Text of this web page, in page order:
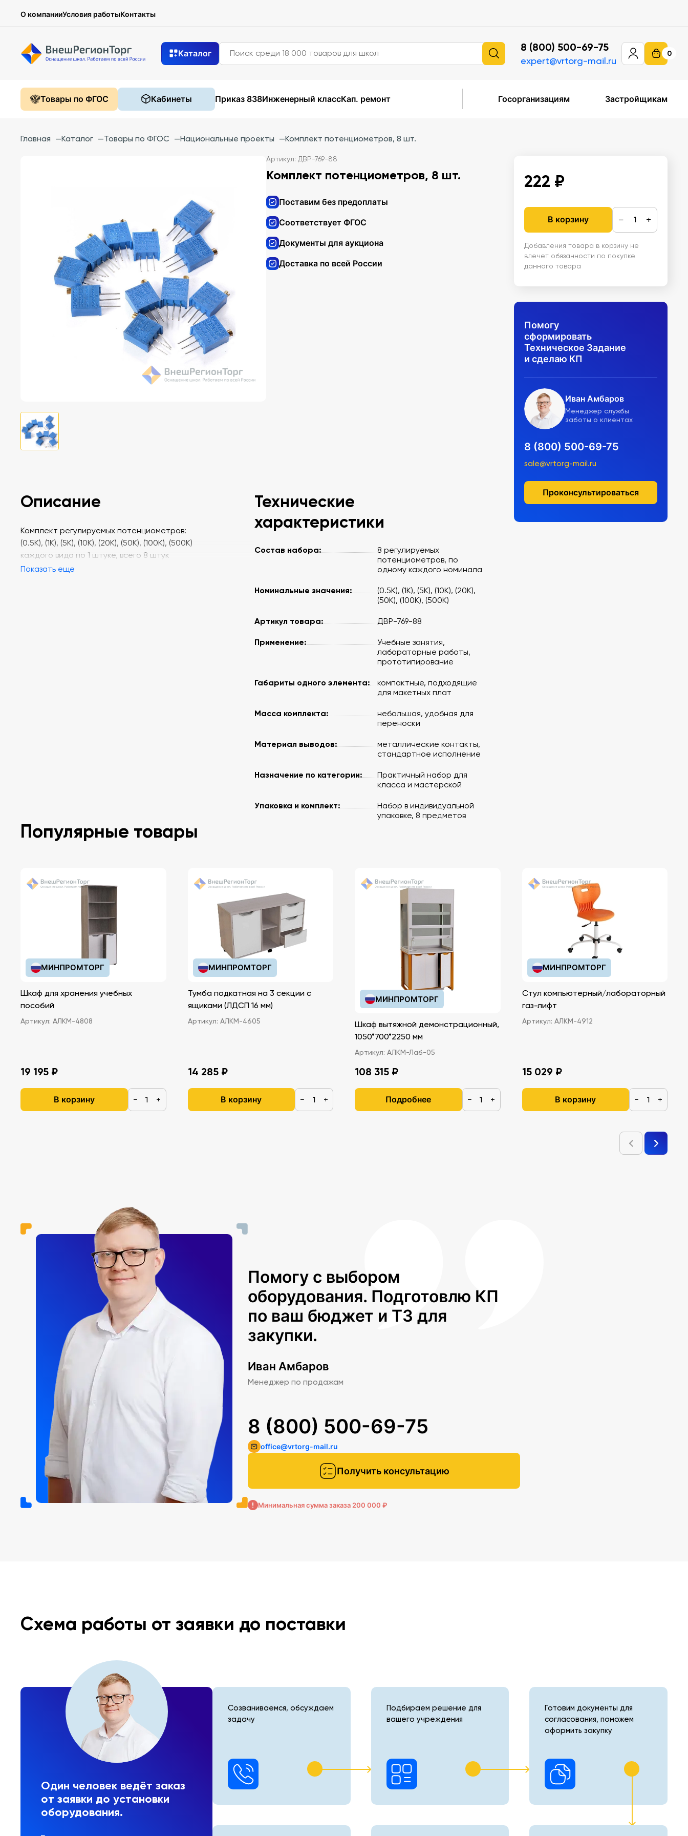
О компанииУсловия работыКонтакты
Каталог 8 (800) 500-69-75
expert@vrtorg-mail.ru
0
Товары по ФГОС Кабинеты Приказ 838Инженерный классКап. ремонт Госорганизациям Застройщикам
Главная —Каталог —Товары по ФГОС —Национальные проекты —Комплект потенциометров, 8 шт.
Артикул: ДВР-769-88
Комплект потенциометров, 8 шт.
Поставим без предоплаты
Соответствует ФГОС
Документы для аукциона
Доставка по всей России
222 ₽
В корзину − +
Добавления товара в корзину не
влечет обязанности по покупке
данного товара
Помогу
сформировать
Техническое Задание
и сделаю КП
Иван Амбаров
Менеджер службы
заботы о клиентах
8 (800) 500-69-75
sale@vrtorg-mail.ru
Проконсультироваться
Описание
Комплект регулируемых потенциометров:
(0.5К), (1K), (5K), (10K), (20K), (50K), (100K), (500K)
каждого вида по 1 штуке, всего 8 штук
Показать еще
Технические
характеристики
Состав набора:
8 регулируемых
потенциометров, по
одному каждого номинала
Номинальные значения:
(0.5K), (1K), (5K), (10K), (20K),
(50K), (100K), (500K)
Артикул товара: ДВР-769-88
Применение:
Учебные занятия,
лабораторные работы,
прототипирование
Габариты одного элемента:
компактные, подходящие
для макетных плат
Масса комплекта:
небольшая, удобная для
переноски
Материал выводов:
металлические контакты,
стандартное исполнение
Назначение по категории:
Практичный набор для
класса и мастерской
Упаковка и комплект:
Набор в индивидуальной
упаковке, 8 предметов
Популярные товары
МИНПРОМТОРГ
Шкаф для хранения учебных
пособий
Артикул: АЛКМ-4808
19 195 ₽
В корзину − +
МИНПРОМТОРГ
Тумба подкатная на 3 секции с
ящиками (ЛДСП 16 мм)
Артикул: АЛКМ-4605
14 285 ₽
В корзину − +
МИНПРОМТОРГ
Шкаф вытяжной демонстрационный,
1050*700*2250 мм
Артикул: АЛКМ-Лаб-05
108 315 ₽
Подробнее − +
МИНПРОМТОРГ
Стул компьютерный/лабораторный
газ-лифт
Артикул: АЛКМ-4912
15 029 ₽
В корзину − +
Помогу с выбором
оборудования. Подготовлю КП
по ваш бюджет и ТЗ для
закупки.
Иван Амбаров
Менеджер по продажам
Получить консультацию
8 (800) 500-69-75
office@vrtorg-mail.ru
Минимальная сумма заказа 200 000 ₽
Схема работы от заявки до поставки
Один человек ведёт заказ
от заявки до установки
оборудования.
Созваниваемся, обсуждаем
задачу
Подбираем решение для
вашего учреждения
Готовим документы для
согласования, поможем
оформить закупку